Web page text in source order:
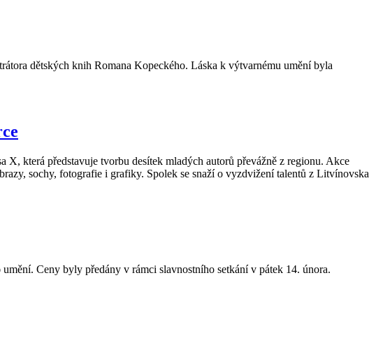
dětských knih Romana Kopeckého. Láska k výtvarnému umění byla
která představuje tvorbu desítek mladých autorů převážně z regionu. Akce
sochy, fotografie i grafiky. Spolek se snaží o vyzdvižení talentů z Litvínovska
Ceny byly předány v rámci slavnostního setkání v pátek 14. února.